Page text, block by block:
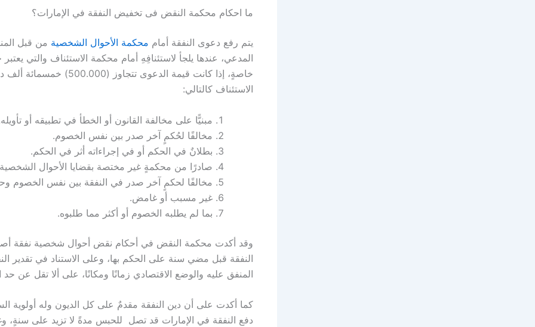
ما احكام محكمة النقض فى تخفيض النفقة في الإمارات؟
يتم رفع دعوى النفقة أمام محكمة الأحوال الشخصية من قبل
المدعي، عندها يلجأ لاستئنافِهِ أمام محكمة الاستئناف والتي
خاصةٍ، إذا كانت قيمة
الاستئناف كالتالي:
مبنيًّا على مخالفة القانون أو الخطأ في تطبيقه أو
مخالفًا لحُكمٍ آخر صدر بين نفس الخصوم.
بطلانٌ في الحكم أو في إجراءاته أثر في الحكم.
صادرًا من محكمةٍ غير مختصة بقضايا الأحوال
مخالفًا لحكمٍ آخر صدر في النفقة بين نفس الخصوم
غير مسبب أو غامض.
بما لم يطلبه الخصوم أو أكثر مما طلبوه.
وقد أكدت محكمة النقض في أحكام نقض أحوال شخصية نفقة
النفقة قبل مضي سنة على الحكم بها، وعلى الاستناد في تقدير
المنفق عليه والوضع الاقتصادي زمانًا ومكانًا، على ألا تقل عن حد
كما أكدت على أن دين النفقة مقدمٌ على كل الديون وله أولوية